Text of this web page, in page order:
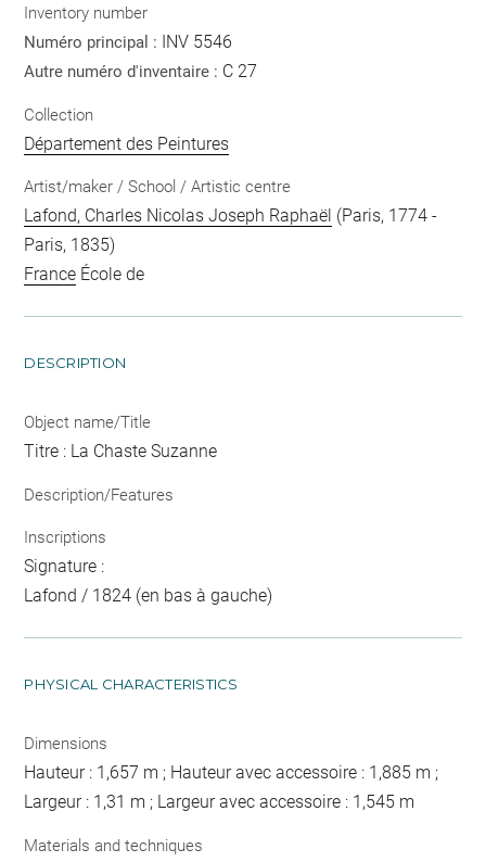
Inventory number
Numéro principal : INV 5546
Autre numéro d'inventaire : C 27
Collection
Département des Peintures
Artist/maker / School / Artistic centre
Lafond, Charles Nicolas Joseph Raphaël (Paris, 1774 -
Paris, 1835)
France École de
DESCRIPTION
Object name/Title
Titre : La Chaste Suzanne
Description/Features
Inscriptions
Signature :
Lafond / 1824 (en bas à gauche)
PHYSICAL CHARACTERISTICS
Dimensions
Hauteur : 1,657 m ; Hauteur avec accessoire : 1,885 m ;
Largeur : 1,31 m ; Largeur avec accessoire : 1,545 m
Materials and techniques